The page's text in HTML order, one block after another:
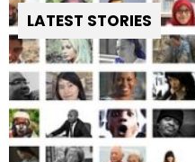
LATEST STORIES